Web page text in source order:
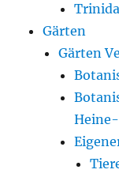
Gärten
Gärten